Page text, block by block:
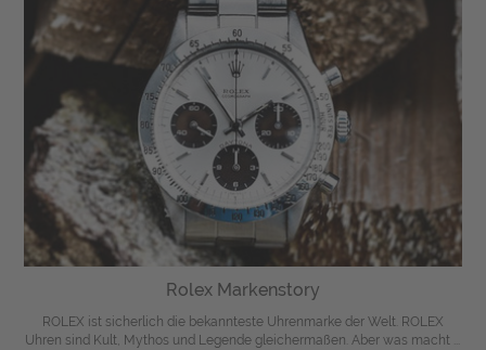
Rolex Markenstory
ROLEX ist sicherlich die bekannteste Uhrenmarke der Welt. ROLEX
Uhren sind Kult, Mythos und Legende gleichermaßen. Aber was macht ...